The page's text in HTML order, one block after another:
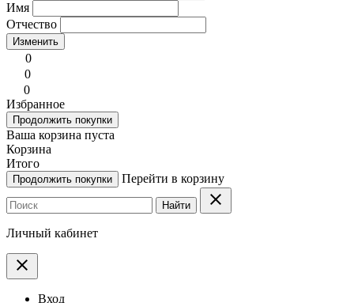
Имя
Отчество
Изменить
0
0
0
Избранное
Продолжить покупки
Ваша корзина пуста
Корзина
Итого
Продолжить покупки Перейти в корзину
Найти clear
Личный кабинет
clear
Вход